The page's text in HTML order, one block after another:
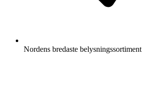
Nordens bredaste belysningssortiment